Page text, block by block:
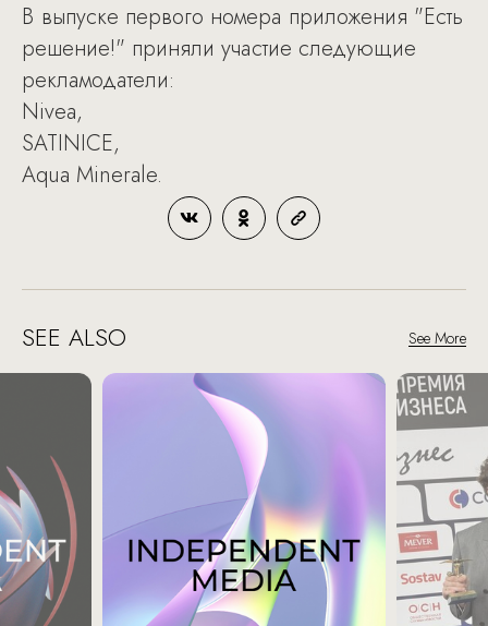
В выпуске первого номера приложения "Есть
решение!" приняли участие следующие
рекламодатели:
Nivea,
SATINICE,
Aqua Minerale.
SEE ALSO See More